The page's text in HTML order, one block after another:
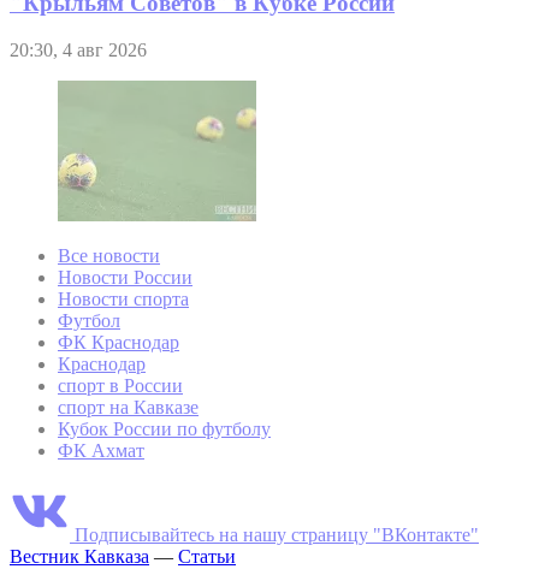
20:30, 4 авг 2026
Все новости
Новости России
Новости спорта
Футбол
ФК Краснодар
Краснодар
спорт в России
спорт на Кавказе
Кубок России по футболу
ФК Ахмат
Подписывайтесь на нашу страницу "ВКонтакте"
Вестник Кавказа — Статьи